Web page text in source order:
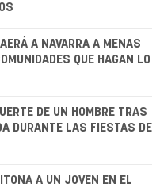
A NAVARRA A MENAS
QUE HAGAN LO
DE UN HOMBRE TRAS
DURANTE LAS FIESTAS DE
A UN JOVEN EN EL